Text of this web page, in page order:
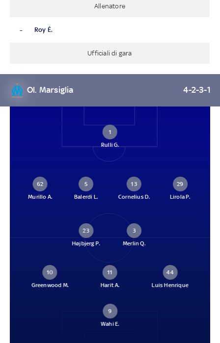
Allenatore
- Roy É.
Ufficiali di gara
Ol. Marsiglia 4-2-3-1
1
Rulli G.
62
Murillo A.
5
Balerdi L.
13
Cornelius D.
29
Lirola P.
23
Højbjerg P.
3
Merlin Q.
10
Greenwood M.
11
Harit A.
44
Luis Henrique
9
Wahi E.